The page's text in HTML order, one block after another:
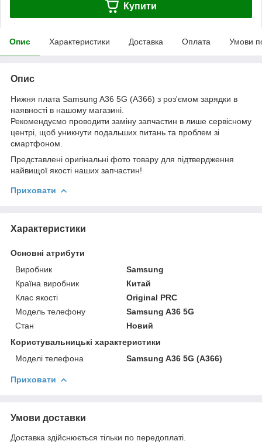
Купити
Опис Характеристики Доставка Оплата Умови
Опис
Нижня плата Samsung A36 5G (A366) з роз'ємом зарядки в
наявності в нашому магазині.
Рекомендуємо проводити заміну запчастин в лише сервісному
центрі, щоб уникнути подальших питань та проблем зі
смартфоном.
Представлені оригінальні фото товару для підтвердження
найвищої якості наших запчастин!
Приховати
Характеристики
Основні атрибути
Виробник
Samsung
Країна виробник
Китай
Клас якості
Original PRC
Модель телефону
Samsung A36 5G
Стан
Новий
Користувальницькі характеристики
Моделі телефона
Samsung A36 5G (A366)
Приховати
Умови доставки
Доставка здійснюється тільки по передоплаті.